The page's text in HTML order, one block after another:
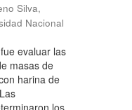
Silva,
Nacional
evaluar las
masas de
harina de
los